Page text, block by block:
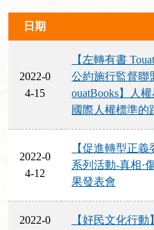
日期
2022-0
4-15
【左轉有書
公約施行監督聯
ouatBooks】人
國際人權標準的
2022-0
4-12
【促進轉型正
系列活動-真相·
果發表會
2022-0
【好民文化行